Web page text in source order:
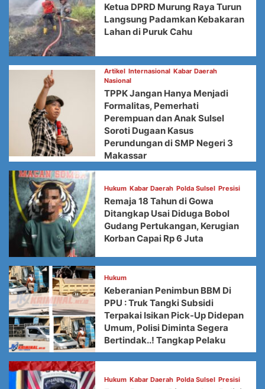
Ketua DPRD Murung Raya Turun
Langsung Padamkan Kebakaran
Lahan di Puruk Cahu
Artikel Internasional Kabar Daerah
Nasional
TPPK Jangan Hanya Menjadi
Formalitas, Pemerhati
Perempuan dan Anak Sulsel
Soroti Dugaan Kasus
Perundungan di SMP Negeri 3
Makassar
Hukum Kabar Daerah Polda Sulsel Presisi
Remaja 18 Tahun di Gowa
Ditangkap Usai Diduga Bobol
Gudang Pertukangan, Kerugian
Korban Capai Rp 6 Juta
Hukum
Keberanian Penimbun BBM Di
PPU : Truk Tangki Subsidi
Terpakai Isikan Pick-Up Didepan
Umum, Polisi Diminta Segera
Bertindak..! Tangkap Pelaku
Hukum Kabar Daerah Polda Sulsel Presisi